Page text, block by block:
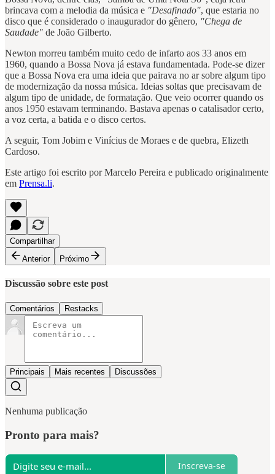
brincava com a melodia da música e "Desafinado", que estaria no
disco que é considerado o inaugurador do gênero, "Chega de
Saudade" de João Gilberto.
Newton morreu também muito cedo de infarto aos 33 anos em
1960, quando a Bossa Nova já estava fundamentada. Pode-se dizer
que a Bossa Nova era uma ideia que pairava no ar sobre algum tipo
de modernização da nossa música. Ideias soltas que precisavam de
algum tipo de unidade, de formatação. Que veio ocorrer quando os
anos 1950 estavam terminando. Bastava apenas o catalisador certo,
a voz certa, a batida e o disco certos.
A seguir, Tom Jobim e Vinícius de Moraes e de quebra, Elizeth
Cardoso.
Este artigo foi escrito por Marcelo Pereira e publicado originalmente
em Prensa.li.
Compartilhar
Anterior
Próximo
Discussão sobre este post
Comentários Restacks
Principais Mais recentes Discussões
Nenhuma publicação
Pronto para mais?
Inscreva-se